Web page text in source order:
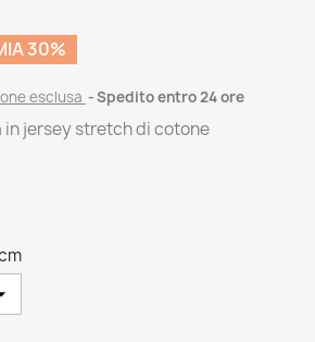
30%
esclusa Spedito entro 24 ore
jersey stretch di cotone